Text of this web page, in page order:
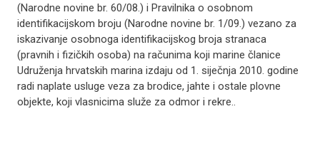
(Narodne novine br. 60/08.) i Pravilnika o osobnom
identifikacijskom broju (Narodne novine br. 1/09.) vezano za
iskazivanje osobnoga identifikacijskog broja stranaca
(pravnih i fizičkih osoba) na računima koji marine članice
Udruženja hrvatskih marina izdaju od 1. siječnja 2010. godine
radi naplate usluge veza za brodice, jahte i ostale plovne
objekte, koji vlasnicima služe za odmor i rekre..